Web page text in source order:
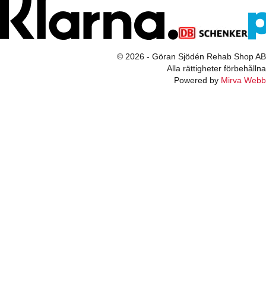
© 2026 - Göran Sjödén Rehab Shop AB
Alla rättigheter förbehållna
Powered by Mirva Webb